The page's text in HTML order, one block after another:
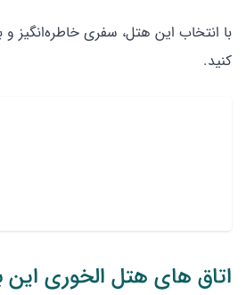
با انتخاب این هتل، سفری خاطره‌انگیز و
کنید.
اتاق های هتل الخوری این